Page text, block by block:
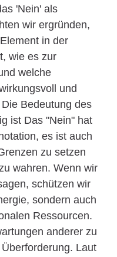
'Nein' als
wir ergründen,
in der
wie es zur
welche
und
Bedeutung des
ist Das "Nein" hat
es ist auch
zu setzen
wahren. Wenn wir
schützen wir
sondern auch
Ressourcen.
anderer zu
Laut